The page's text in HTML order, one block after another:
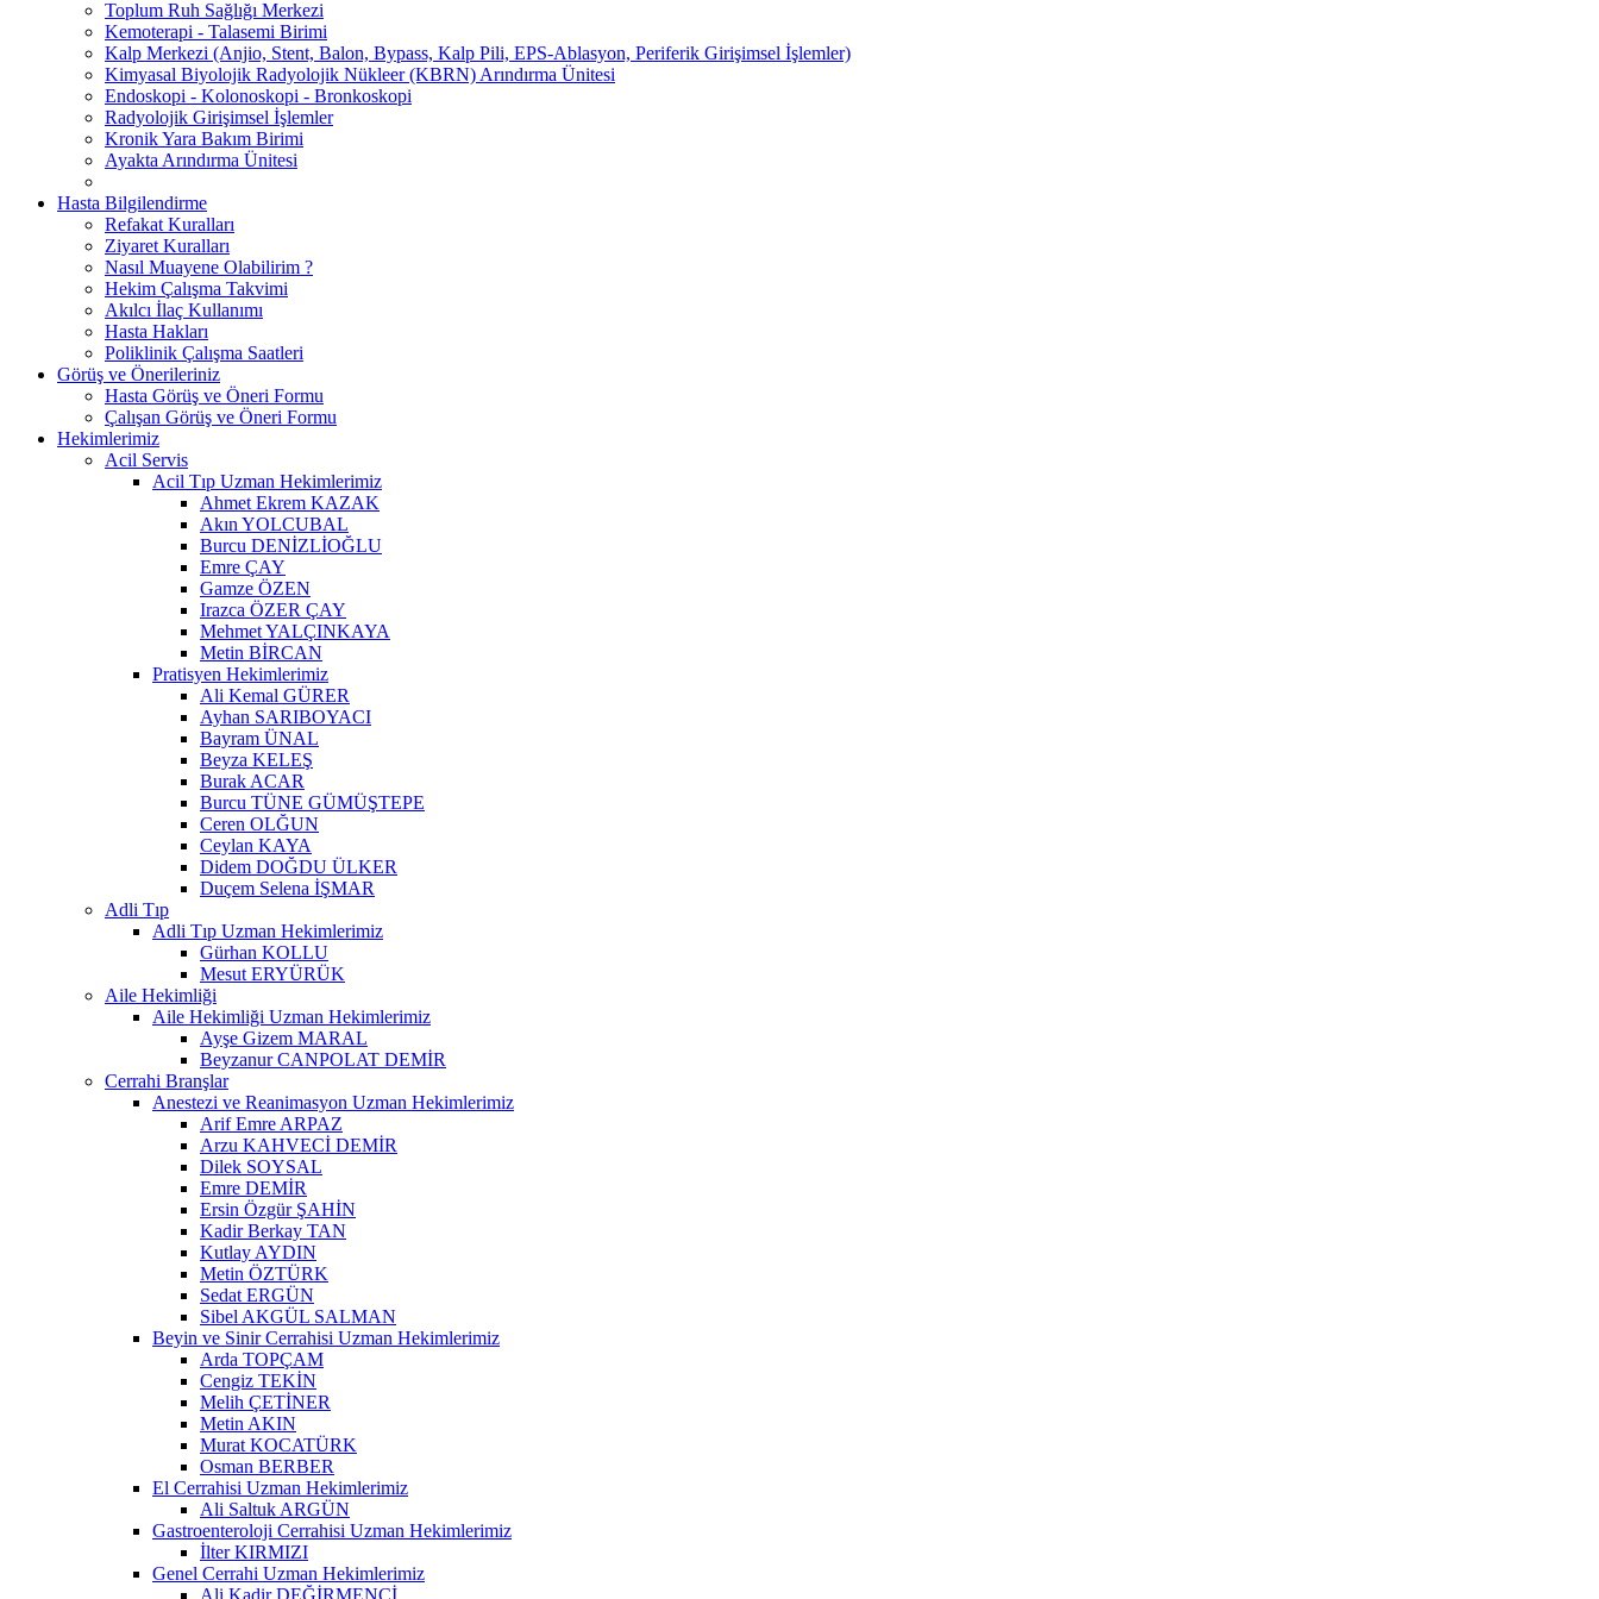
Toplum Ruh Sağlığı Merkezi
Kemoterapi - Talasemi Birimi
Kalp Merkezi (Anjio, Stent, Balon, Bypass, Kalp Pili, EPS-Ablasyon, Periferik Girişimsel İşlemler)
Kimyasal Biyolojik Radyolojik Nükleer (KBRN) Arındırma Ünitesi
Endoskopi - Kolonoskopi - Bronkoskopi
Radyolojik Girişimsel İşlemler
Kronik Yara Bakım Birimi
Ayakta Arındırma Ünitesi
Hasta Bilgilendirme
Refakat Kuralları
Ziyaret Kuralları
Nasıl Muayene Olabilirim ?
Hekim Çalışma Takvimi
Akılcı İlaç Kullanımı
Hasta Hakları
Poliklinik Çalışma Saatleri
Görüş ve Önerileriniz
Hasta Görüş ve Öneri Formu
Çalışan Görüş ve Öneri Formu
Hekimlerimiz
Acil Servis
Acil Tıp Uzman Hekimlerimiz
Ahmet Ekrem KAZAK
Akın YOLCUBAL
Burcu DENİZLİOĞLU
Emre ÇAY
Gamze ÖZEN
Irazca ÖZER ÇAY
Mehmet YALÇINKAYA
Metin BİRCAN
Pratisyen Hekimlerimiz
Ali Kemal GÜRER
Ayhan SARIBOYACI
Bayram ÜNAL
Beyza KELEŞ
Burak ACAR
Burcu TÜNE GÜMÜŞTEPE
Ceren OLĞUN
Ceylan KAYA
Didem DOĞDU ÜLKER
Duçem Selena İŞMAR
Adli Tıp
Adli Tıp Uzman Hekimlerimiz
Gürhan KOLLU
Mesut ERYÜRÜK
Aile Hekimliği
Aile Hekimliği Uzman Hekimlerimiz
Ayşe Gizem MARAL
Beyzanur CANPOLAT DEMİR
Cerrahi Branşlar
Anestezi ve Reanimasyon Uzman Hekimlerimiz
Arif Emre ARPAZ
Arzu KAHVECİ DEMİR
Dilek SOYSAL
Emre DEMİR
Ersin Özgür ŞAHİN
Kadir Berkay TAN
Kutlay AYDIN
Metin ÖZTÜRK
Sedat ERGÜN
Sibel AKGÜL SALMAN
Beyin ve Sinir Cerrahisi Uzman Hekimlerimiz
Arda TOPÇAM
Cengiz TEKİN
Melih ÇETİNER
Metin AKIN
Murat KOCATÜRK
Osman BERBER
El Cerrahisi Uzman Hekimlerimiz
Ali Saltuk ARGÜN
Gastroenteroloji Cerrahisi Uzman Hekimlerimiz
İlter KIRMIZI
Genel Cerrahi Uzman Hekimlerimiz
Ali Kadir DEĞİRMENCİ